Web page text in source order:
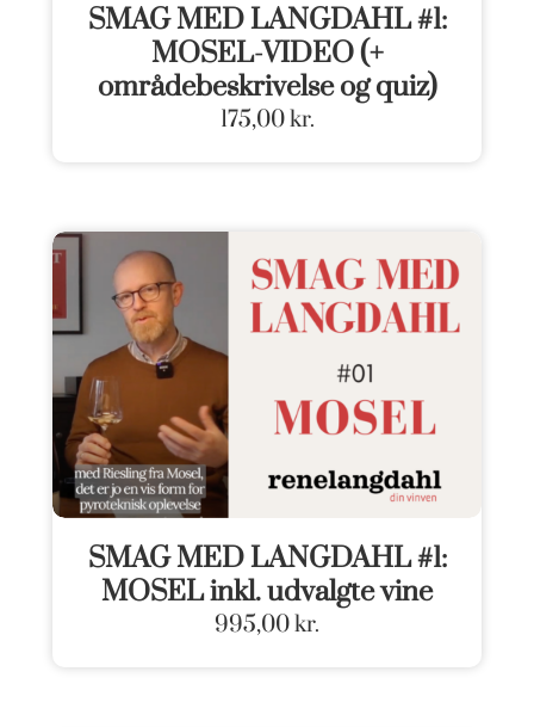
SMAG MED LANGDAHL #1:
MOSEL-VIDEO (+
områdebeskrivelse og quiz)
175,00kr.
SMAG MED LANGDAHL #1:
MOSEL inkl. udvalgte vine
995,00kr.